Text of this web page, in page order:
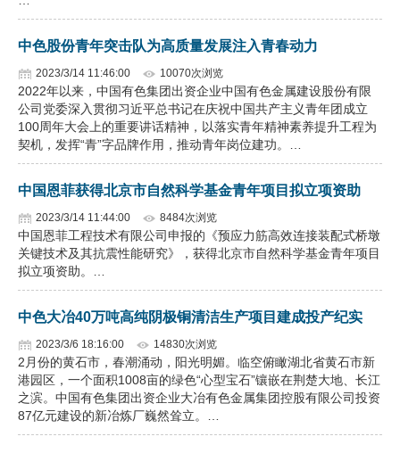
中色股份青年突击队为高质量发展注入青春动力
2023/3/14 11:46:00 10070次浏览
2022年以来，中国有色集团出资企业中国有色金属建设股份有限
公司党委深入贯彻习近平总书记在庆祝中国共产主义青年团成立
100周年大会上的重要讲话精神，以落实青年精神素养提升工程为
契机，发挥“青”字品牌作用，推动青年岗位建功。…
中国恩菲获得北京市自然科学基金青年项目拟立项资助
2023/3/14 11:44:00 8484次浏览
中国恩菲工程技术有限公司申报的《预应力筋高效连接装配式桥墩
关键技术及其抗震性能研究》，获得北京市自然科学基金青年项目
拟立项资助。…
中色大冶40万吨高纯阴极铜清洁生产项目建成投产纪实
2023/3/6 18:16:00 14830次浏览
2月份的黄石市，春潮涌动，阳光明媚。临空俯瞰湖北省黄石市新
港园区，一个面积1008亩的绿色“心型宝石”镶嵌在荆楚大地、长江
之滨。中国有色集团出资企业大冶有色金属集团控股有限公司投资
87亿元建设的新冶炼厂巍然耸立。…